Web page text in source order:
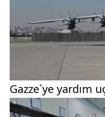
Gazze`ye yardım